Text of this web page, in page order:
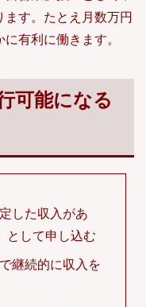
す。たとえ月数万円
有利に働きます。
可能になる
した収入があ
として申し込む
継続的に収入を